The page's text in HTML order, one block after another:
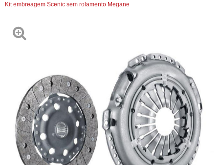
Kit embreagem Scenic sem rolamento Megane